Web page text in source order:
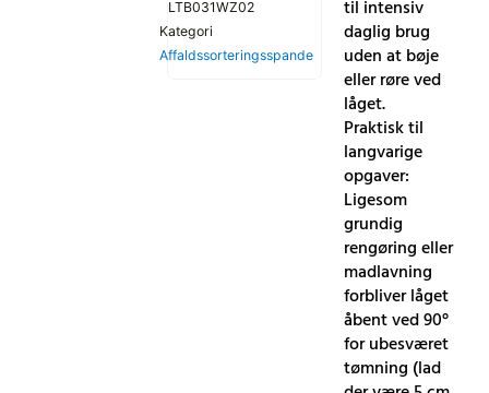
LTB031WZ02
Kategori
Affaldssorteringsspande
til intensiv
daglig brug
uden at bøje
eller røre ved
låget.
Praktisk til
langvarige
opgaver:
Ligesom
grundig
rengøring eller
madlavning
forbliver låget
åbent ved 90°
for ubesværet
tømning (lad